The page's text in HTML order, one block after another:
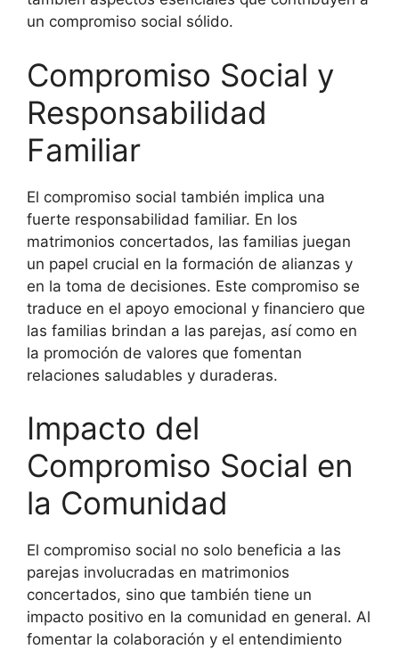
un compromiso social sólido.
Compromiso Social y
Responsabilidad
Familiar
El compromiso social también implica una
fuerte responsabilidad familiar. En los
matrimonios concertados, las familias juegan
un papel crucial en la formación de alianzas y
en la toma de decisiones. Este compromiso se
traduce en el apoyo emocional y financiero que
las familias brindan a las parejas, así como en
la promoción de valores que fomentan
relaciones saludables y duraderas.
Impacto del
Compromiso Social en
la Comunidad
El compromiso social no solo beneficia a las
parejas involucradas en matrimonios
concertados, sino que también tiene un
impacto positivo en la comunidad en general. Al
fomentar la colaboración y el entendimiento